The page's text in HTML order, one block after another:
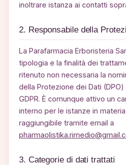
inoltrare istanza ai contatti
2. Responsabile della
La Parafarmacia Erboristeria
tipologia e la finalità dei
ritenuto non necessaria la
della Protezione dei Dati
GDPR. È comunque attivo un
interno per le istanze in
raggiungibile tramite email a
3. Categorie di dati trattati